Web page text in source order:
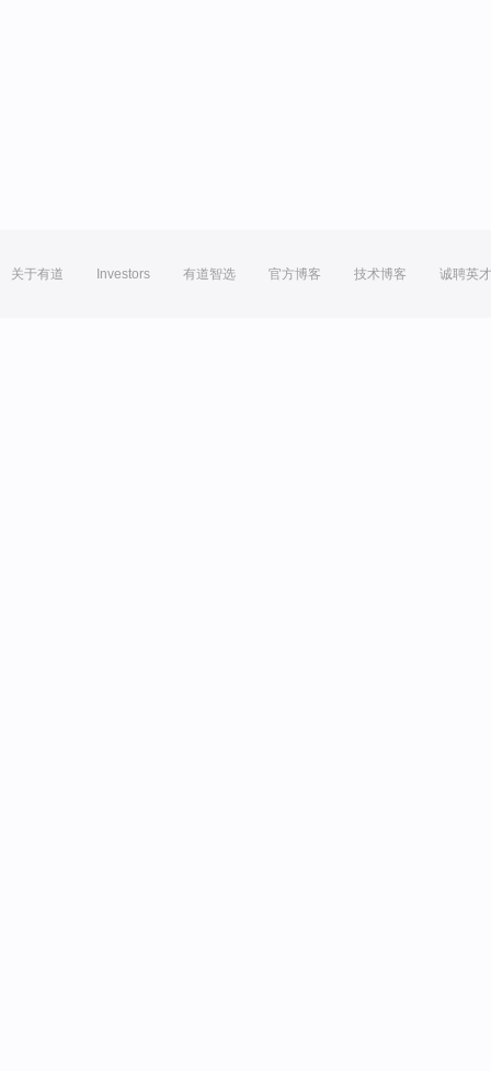
关于有道 Investors 有道智选 官方博客 技术博客 诚聘英才